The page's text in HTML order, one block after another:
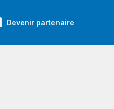
Devenir partenaire